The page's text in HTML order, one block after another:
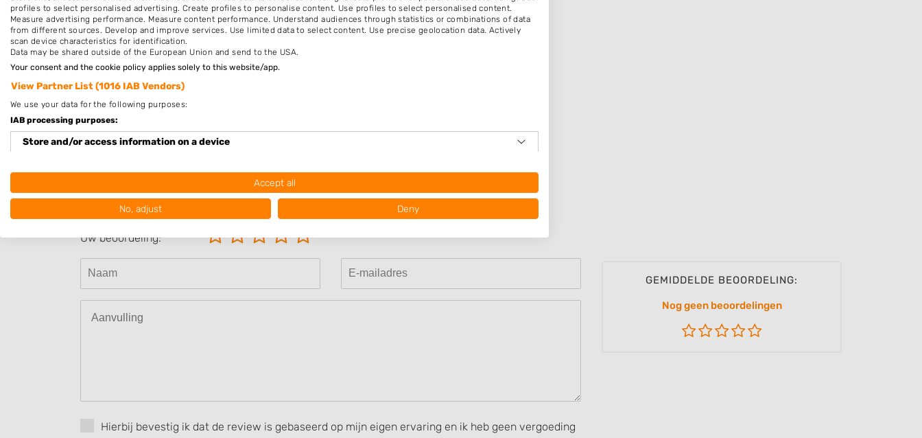
Donderdag
10:00 -19:30
Vrijdag
Zaterdag
9:00
Zondag
bijvoorbeeld wegens omstandigheden, afwijken. Neem
voor de zekerheid contact op met het bedrijf of kijk op
Beoordeel kappers Plein
Uw beoordeling:
Hierbij bevestig ik dat de review is gebaseerd op mijn eigen ervaring en ik heb geen vergoeding
GEMIDDELDE BEOORDELING:
Nog geen beoordelingen
profiles to select personalised advertising. Create profiles to personalise content. Use profiles to select personalised content.
Measure advertising performance. Measure content performance. Understand audiences through statistics or combinations of data
from different sources. Develop and improve services. Use limited data to select content. Use precise geolocation data. Actively
scan device characteristics for identification.
Data may be shared outside of the European Union and send to the USA.
Your consent and the cookie policy applies solely to this website/app.
View Partner List (1016 IAB Vendors)
We use your data for the following purposes:
IAB processing purposes:
Store and/or access information on a device
Create profiles for personalised advertising
Use limited data to select content
Accept all
No, adjust Deny